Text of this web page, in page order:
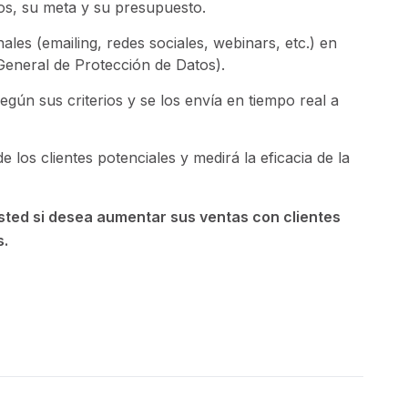
su meta y su presupuesto.
(emailing, redes sociales, webinars, etc.) en
de Protección de Datos).
sus criterios y se los envía en tiempo real a
los clientes potenciales y medirá la eficacia de la
si desea aumentar sus ventas con clientes